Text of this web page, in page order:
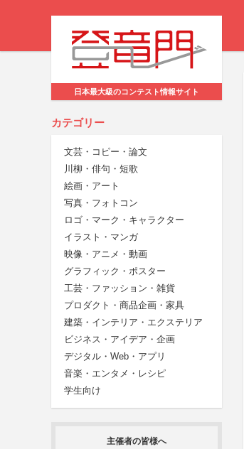
日本最大級のコンテスト情報サイト
カテゴリー
文芸・コピー・論文
川柳・俳句・短歌
絵画・アート
写真・フォトコン
ロゴ・マーク・キャラクター
イラスト・マンガ
映像・アニメ・動画
グラフィック・ポスター
工芸・ファッション・雑貨
プロダクト・商品企画・家具
建築・インテリア・エクステリア
ビジネス・アイデア・企画
デジタル・Web・アプリ
音楽・エンタメ・レシピ
学生向け
主催者の皆様へ